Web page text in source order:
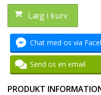
Læg i kurv
Chat med os via
Send os en email
PRODUKT